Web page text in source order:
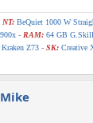
NT: BeQuiet 1000 W
- RAM: 64 GB
Z73 - SK: Creative